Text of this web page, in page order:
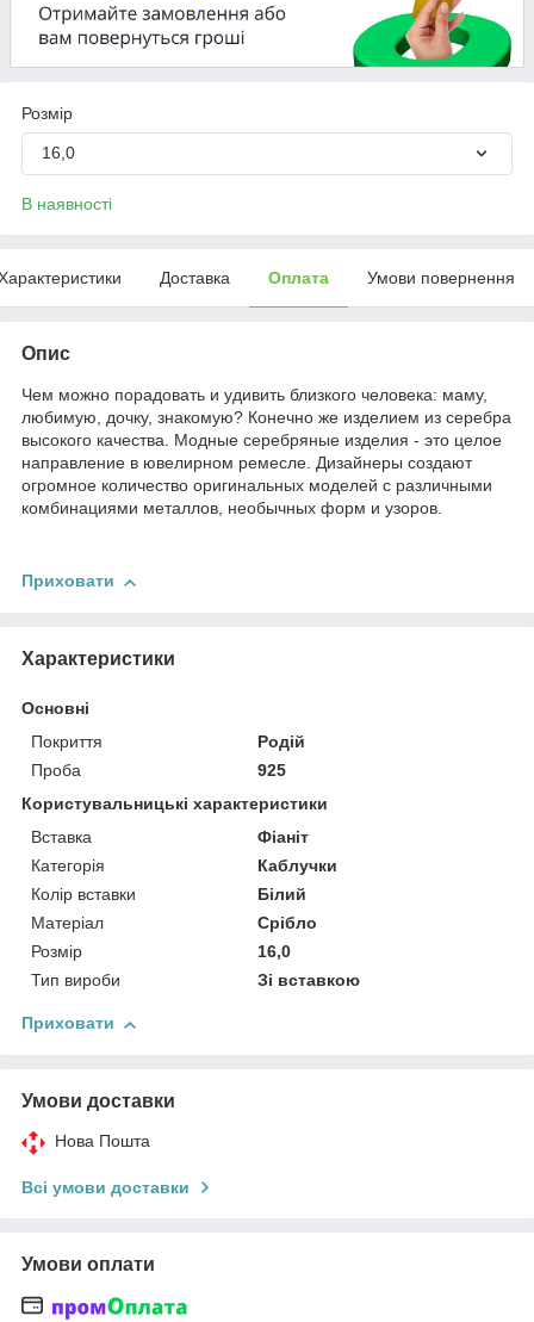
Розмір
16,0
В наявності
Доставка Оплата Умови повернення
Опис
Чем можно порадовать и удивить близкого человека: маму,
любимую, дочку, знакомую? Конечно же изделием из серебра
высокого качества. Модные серебряные изделия - это целое
направление в ювелирном ремесле. Дизайнеры создают
огромное количество оригинальных моделей с различными
комбинациями металлов, необычных форм и узоров.
Приховати
Характеристики
Основні
Покриття
Родій
Проба
925
Користувальницькі характеристики
Вставка
Фіаніт
Категорія
Каблучки
Колір вставки
Білий
Матеріал
Срібло
Розмір
16,0
Тип вироби
Зі вставкою
Приховати
Умови доставки
Нова Пошта
Всі умови доставки
Умови оплати